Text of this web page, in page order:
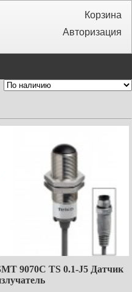
Корзина
Авторизация
9070C TS 0.1-J5 Датчик